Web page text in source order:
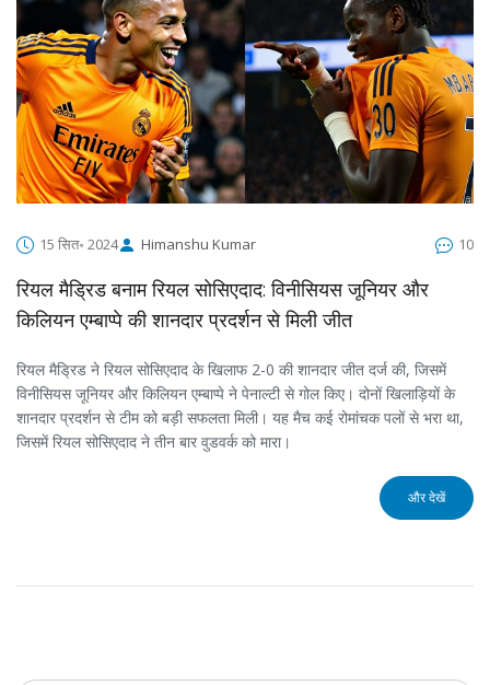
15 सित॰ 2024 Himanshu Kumar 10
रियल मैड्रिड बनाम रियल सोसिएदाद: विनीसियस जूनियर और
किलियन एम्बाप्पे की शानदार प्रदर्शन से मिली जीत
रियल मैड्रिड ने रियल सोसिएदाद के खिलाफ 2-0 की शानदार जीत दर्ज की, जिसमें
विनीसियस जूनियर और किलियन एम्बाप्पे ने पेनाल्टी से गोल किए। दोनों खिलाड़ियों के
शानदार प्रदर्शन से टीम को बड़ी सफलता मिली। यह मैच कई रोमांचक पलों से भरा था,
जिसमें रियल सोसिएदाद ने तीन बार वुडवर्क को मारा।
और देखें